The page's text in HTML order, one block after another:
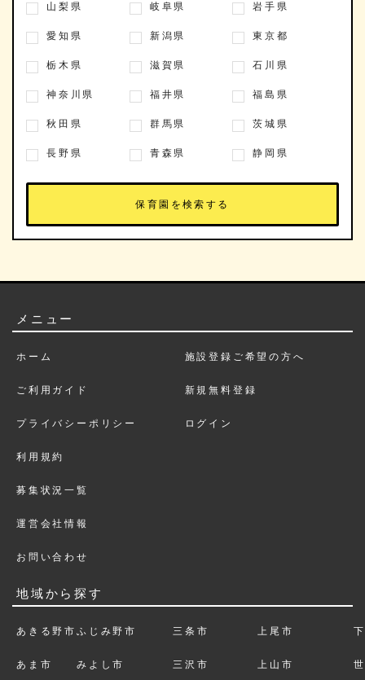
山梨県 岐阜県 岩手県
愛知県 新潟県 東京都
栃木県 滋賀県 石川県
神奈川県 福井県 福島県
秋田県 群馬県 茨城県
長野県 青森県 静岡県
メニュー
ホーム
ご利用ガイド
プライバシーポリシー
利用規約
募集状況一覧
運営会社情報
お問い合わせ
施設登録ご希望の方へ
新規無料登録
ログイン
地域から探す
あきる野市
あま市
ふじみ野市
みよし市
三条市
三沢市
上尾市
上山市